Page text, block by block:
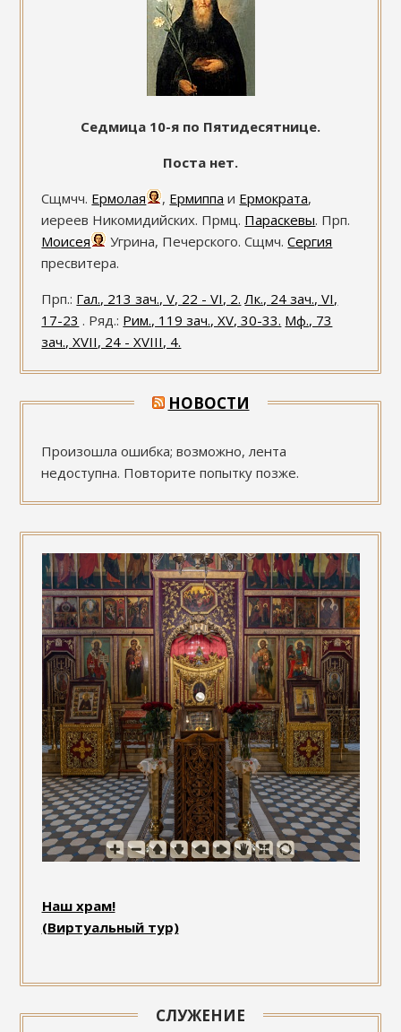
Седмица 10-я по Пятидесятнице.
Поста нет.
Сщмчч. Ермолая , Ермиппа и Ермократа,
иереев Никомидийских. Прмц. Параскевы. Прп.
Моисея
Угрина, Печерского. Сщмч.Сергия
пресвитера.
Прп.: Гал., 213 зач., V, 22 - VI, 2. Лк., 24 зач., VI,
17-23 . Ряд.: Рим., 119 зач., XV, 30-33. Мф., 73
зач., XVII, 24 - XVIII, 4.
НОВОСТИ
Произошла ошибка; возможно, лента
недоступна. Повторите попытку позже.
Наш храм!
(Виртуальный тур)
СЛУЖЕНИЕ